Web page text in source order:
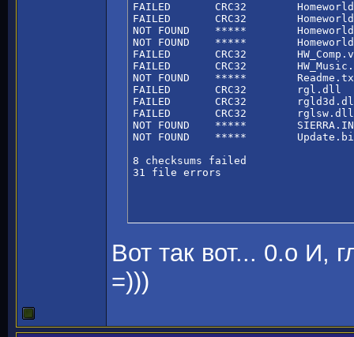
FAILED       CRC32
FAILED       CRC32
NOT FOUND    *****
NOT FOUND    *****
FAILED       CRC32
FAILED       CRC32
NOT FOUND    *****
FAILED       CRC32        rgl.dll
FAILED       CRC32
FAILED       CRC32        rglsw.dll
NOT FOUND    *****
NOT FOUND    *****
8 checksums failed
31 file errors
Вот так вот... 0.о И,
=)))